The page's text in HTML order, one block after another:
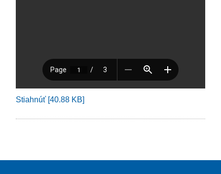
Stiahnúť [40.88 KB]